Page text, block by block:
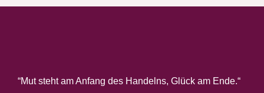
“Mut steht am Anfang des Handelns, Glück am Ende.“